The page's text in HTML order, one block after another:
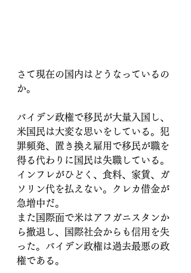
さて現在の国内はどうなっているの
か。
バイデン政権で移民が大量入国し、
米国民は大変な思いをしている。犯
罪頻発、置き換え雇用で移民が職を
得る代わりに国民は失職している。
インフレがひどく、食料、家賃、ガ
ソリン代を払えない。クレカ借金が
急増中だ。
また国際面で米はアフガニスタンか
ら撤退し、国際社会からも信用を失
った。バイデン政権は過去最悪の政
権である。